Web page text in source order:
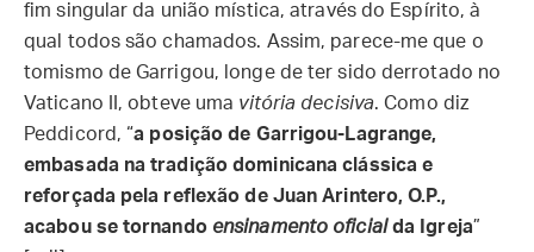
fim singular da união mística, através do Espírito, à
qual todos são chamados. Assim, parece-me que o
tomismo de Garrigou, longe de ter sido derrotado no
Vaticano II, obteve uma vitória decisiva. Como diz
Peddicord, “a posição de Garrigou-Lagrange,
embasada na tradição dominicana clássica e
reforçada pela reflexão de Juan Arintero, O.P.,
acabou se tornando ensinamento oficialda Igreja”